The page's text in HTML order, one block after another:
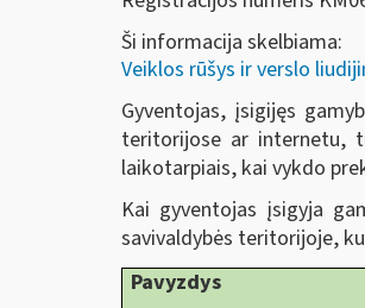
Ši informacija skelbiama:
Veiklos rūšys ir verslo
Gyventojas, įsigijęs
teritorijose ar internetu,
laikotarpiais, kai vykdo
Kai gyventojas įsigyja
savivaldybės teritorijoje,
Pavyzdys